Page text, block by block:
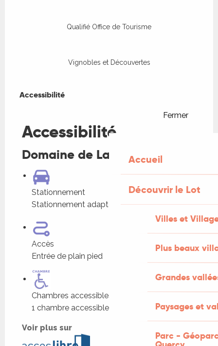
Accueil
Découvrir le Lot
Villes et
Plus beaux
Grandes
Paysages et
Parc -
Qualifié Office de Tourisme
Vignobles et Découvertes
Accessibilité
Fermer
Accessibilité
Domaine de Labarthe
Stationnement
Stationnement adapté dans l'établissement
Accès
Entrée de plain pied
Chambres accessibles
1 chambre accessible
Voir plus sur